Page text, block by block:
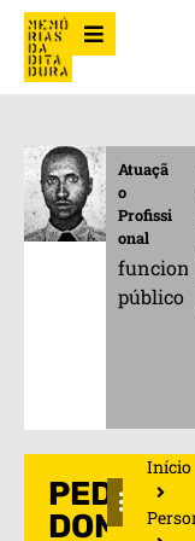
Atuaçã
o
Profissi
onal
público
PEDRO
Início